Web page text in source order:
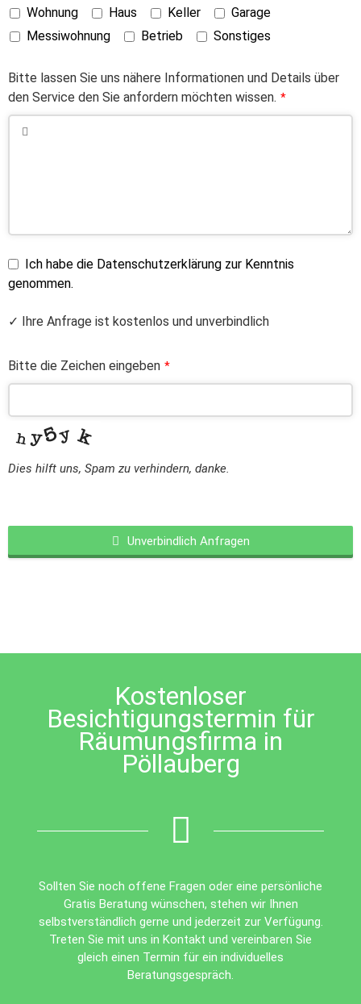
Wohnung Haus Keller
Garage
Messiwohnung
Betrieb Sonstiges
Bitte lassen Sie uns nähere Informationen und Details über
den Service den Sie anfordern möchten wissen. *
Ich habe die Datenschutzerklärung zur Kenntnis
genommen.
✓ Ihre Anfrage ist kostenlos und unverbindlich
Bitte die Zeichen eingeben *
Dies hilft uns, Spam zu verhindern, danke.
Unverbindlich Anfragen
left
Kostenloser
Besichtigungstermin für
Räumungsfirma in
Pöllauberg
Sollten Sie noch offene Fragen oder eine persönliche
Gratis Beratung wünschen, stehen wir Ihnen
selbstverständlich gerne und jederzeit zur Verfügung.
Treten Sie mit uns in Kontakt und vereinbaren Sie
gleich einen Termin für ein individuelles
Beratungsgespräch.